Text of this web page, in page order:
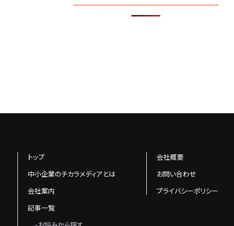
トップ
中小企業のチカラメディアとは
会社案内
記事一覧
会社概要
お問い合わせ
プライバシーポリシー